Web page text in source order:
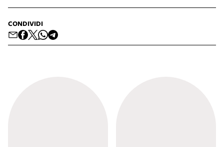
CONDIVIDI